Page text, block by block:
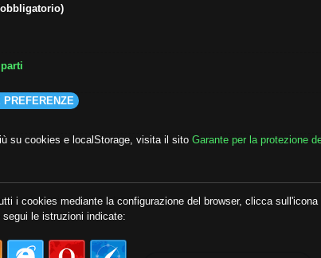
##audoizioni ##autonomia
su cookies e localStorage, visita il sito Garante per la protezione
i cookies mediante la configurazione del browser, clicca sull'icona
segui le istruzioni indicate: